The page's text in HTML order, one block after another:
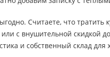
Считаете, что тратить
с внушительной скидкой
и собственный склад